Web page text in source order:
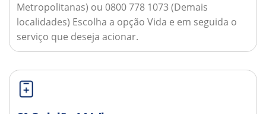
Metropolitanas) ou 0800 778 1073 (Demais
localidades) Escolha a opção Vida e em seguida o
serviço que deseja acionar.